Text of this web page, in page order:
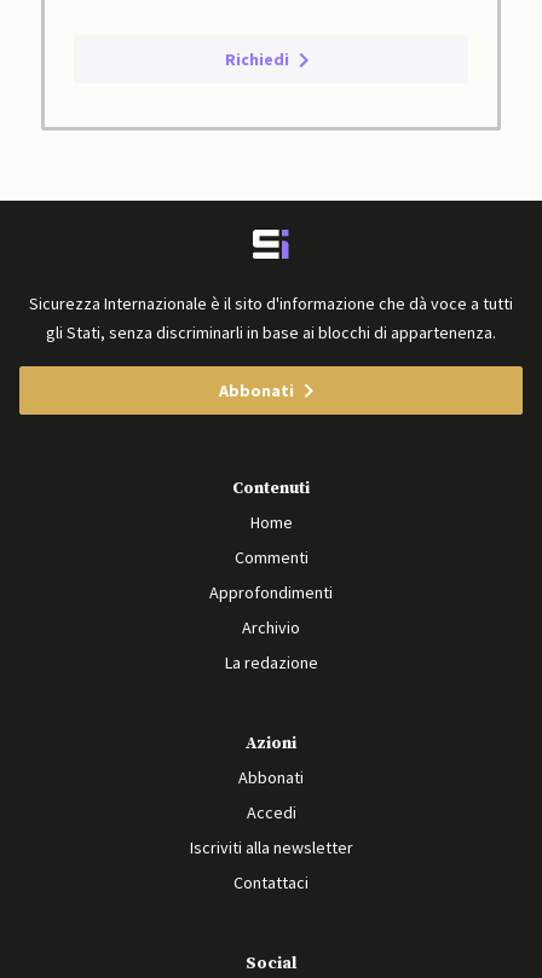
Richiedi
Sicurezza Internazionale è il sito d'informazione che dà voce a tutti
gli Stati, senza discriminarli in base ai blocchi di appartenenza.
Abbonati
Contenuti
Home
Commenti
Approfondimenti
Archivio
La redazione
Azioni
Abbonati
Accedi
Iscriviti alla newsletter
Contattaci
Social